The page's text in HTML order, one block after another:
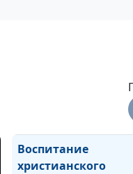
Воспитание
христианского